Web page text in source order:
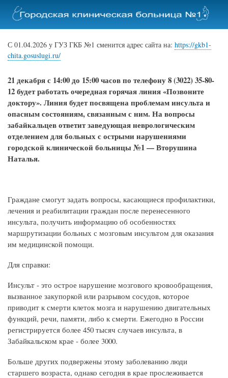
к
основному
С 01.04.2026 у ГУЗ ГКБ №1 сменится адрес сайта на: https://gkb1-
chita.gosuslugi.ru/
21 декабря с 14:00 до 15:00 часов по телефону 8 (3022) 35-80-
12 будет работать очередная горячая линия «Позвоните
доктору». Линия будет посвящена проблемам инсульта и
опасным состояниям, связанным с ним. На вопросы
забайкальцев ответит заведующая неврологическим
отделением для больных с острыми нарушениями
городской клинической больницы №1 — Вторушина
Наталья.
Граждане смогут задать вопросы, касающиеся профилактики,
лечения и реабилитации граждан после перенесенного
инсульта, получить информацию об особенностях
маршрутизации больных с мозговым инсультом для оказания
им медицинской помощи.
Для справки:
Инсульт - это острое нарушение мозгового кровообращения,
вызванное закупоркой или разрывом сосудов, которое
приводит к смерти клеток мозга и нарушению двигательных
функций, речи, памяти, либо к смерти. Ежегодно в России
регистрируется более 450 тысяч случаев инсульта, в
Забайкальском крае - более 3000.
Больше других подвержены этому заболеванию люди
старшего возраста, однако сегодня в крае прослеживается